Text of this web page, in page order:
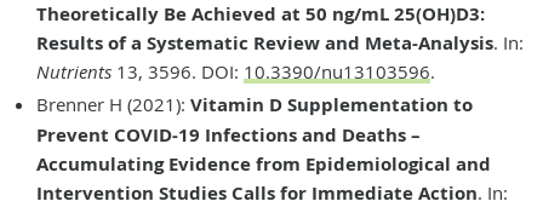
Theoretically Be Achieved at 50 ng/mL 25(OH)D3:
Results of a Systematic Review and Meta-Analysis. In:
Nutrients 13, 3596. DOI: 10.3390/nu13103596.
Brenner H (2021): Vitamin D Supplementation to
Prevent COVID-19 Infections and Deaths –
Accumulating Evidence from Epidemiological and
Intervention Studies Calls for Immediate Action. In: